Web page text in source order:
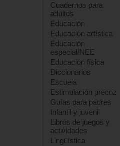
Cuadernos para
adultos
Educación
Educación artística
Educación
especial/NEE
Educación física
Diccionarios
Escuela
Estimulación precoz
Guías para padres
Infantil y juvenil
Libros de juegos y
actividades
Lingüística